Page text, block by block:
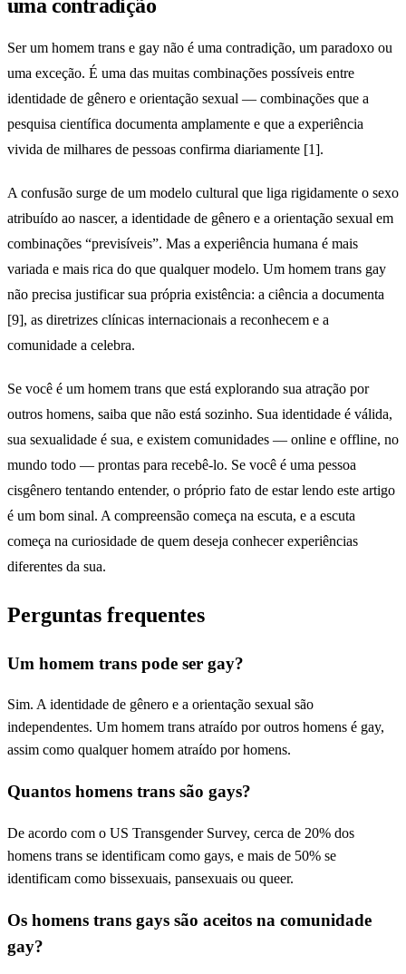
uma contradição
Ser um homem trans e gay não é uma contradição, um paradoxo ou
uma exceção. É uma das muitas combinações possíveis entre
identidade de gênero e orientação sexual — combinações que a
pesquisa científica documenta amplamente e que a experiência
vivida de milhares de pessoas confirma diariamente [1].
A confusão surge de um modelo cultural que liga rigidamente o sexo
atribuído ao nascer, a identidade de gênero e a orientação sexual em
combinações “previsíveis”. Mas a experiência humana é mais
variada e mais rica do que qualquer modelo. Um homem trans gay
não precisa justificar sua própria existência: a ciência a documenta
[9], as diretrizes clínicas internacionais a reconhecem e a
comunidade a celebra.
Se você é um homem trans que está explorando sua atração por
outros homens, saiba que não está sozinho. Sua identidade é válida,
sua sexualidade é sua, e existem comunidades — online e offline, no
mundo todo — prontas para recebê-lo. Se você é uma pessoa
cisgênero tentando entender, o próprio fato de estar lendo este artigo
é um bom sinal. A compreensão começa na escuta, e a escuta
começa na curiosidade de quem deseja conhecer experiências
diferentes da sua.
Perguntas frequentes
Um homem trans pode ser gay?
Sim. A identidade de gênero e a orientação sexual são
independentes. Um homem trans atraído por outros homens é gay,
assim como qualquer homem atraído por homens.
Quantos homens trans são gays?
De acordo com o US Transgender Survey, cerca de 20% dos
homens trans se identificam como gays, e mais de 50% se
identificam como bissexuais, pansexuais ou queer.
Os homens trans gays são aceitos na comunidade
gay?